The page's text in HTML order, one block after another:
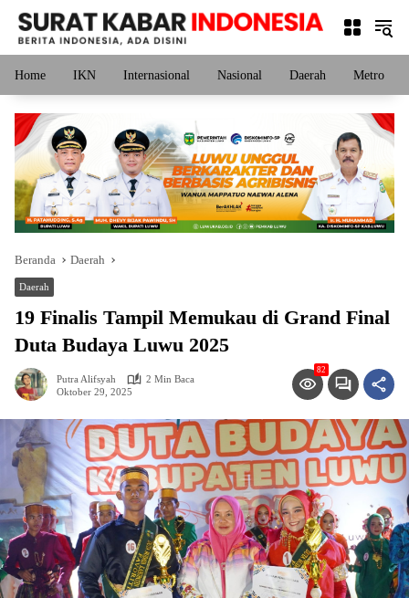
Langsung
konten
Home IKN Internasional Nasional Daerah Metro
Beranda Daerah
Daerah
19 Finalis Tampil Memukau di Grand Final
Duta Budaya Luwu 2025
Putra Alifsyah
2 Min Baca
Oktober 29, 2025
82